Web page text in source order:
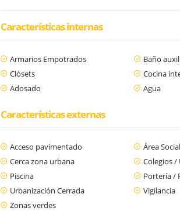
Características internas
Armarios Empotrados Baño
Clósets
Cocina
Adosado
Agua
Características externas
Acceso pavimentado Área Social
Cerca zona urbana
Colegios /
Piscina
Portería /
Urbanización Cerrada
Vigilancia
Zonas verdes